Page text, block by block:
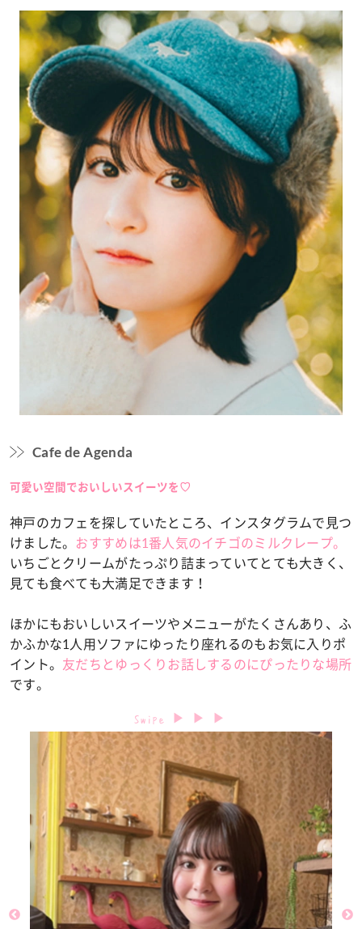
Cafe de Agenda
可愛い空間でおいしいスイーツを♡
神戸のカフェを探していたところ、インスタグラムで見つ
けました。 おすすめは1番人気のイチゴのミルクレープ。
いちごとクリームがたっぷり詰まっていてとても大きく、
見ても食べても大満足できます！
ほかにもおいしいスイーツやメニューがたくさんあり、ふ
かふかな1人用ソファにゆったり座れるのもお気に入りポ
イント。 友だちとゆっくりお話しするのにぴったりな場所
です。